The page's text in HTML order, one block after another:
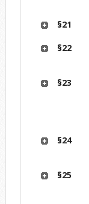
§21
§22
§23
§24
§25